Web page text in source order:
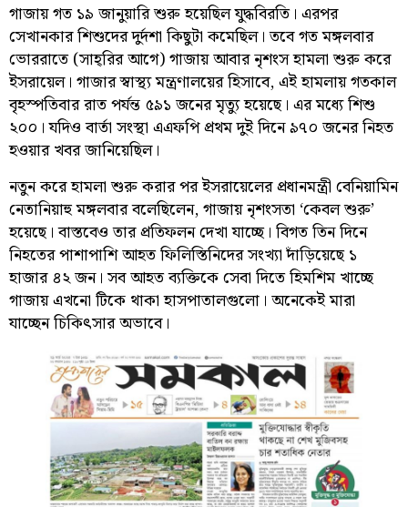
গাজায় গত ১৯ জানুয়ারি শুরু হয়েছিল যুদ্ধবিরতি। এরপর
সেখানকার শিশুদের দুর্দশা কিছুটা কমেছিল। তবে গত মঙ্গলবার
ভোররাতে (সাহ্‌রির আগে) গাজায় আবার নৃশংস হামলা শুরু করে
ইসরায়েল। গাজার স্বাস্থ্য মন্ত্রণালয়ের হিসাবে, এই হামলায় গতকাল
বৃহস্পতিবার রাত পর্যন্ত ৫৯১ জনের মৃত্যু হয়েছে। এর মধ্যে শিশু
২০০। যদিও বার্তা সংস্থা এএফপি প্রথম দুই দিনে ৯৭০ জনের নিহত
হওয়ার খবর জানিয়েছিল।
নতুন করে হামলা শুরু করার পর ইসরায়েলের প্রধানমন্ত্রী বেনিয়ামিন
নেতানিয়াহু মঙ্গলবার বলেছিলেন, গাজায় নৃশংসতা ‘কেবল শুরু’
হয়েছে। বাস্তবেও তার প্রতিফলন দেখা যাচ্ছে। বিগত তিন দিনে
নিহতের পাশাপাশি আহত ফিলিস্তিনিদের সংখ্যা দাঁড়িয়েছে ১
হাজার ৪২ জন। সব আহত ব্যক্তিকে সেবা দিতে হিমশিম খাচ্ছে
গাজায় এখনো টিকে থাকা হাসপাতালগুলো। অনেকেই মারা
যাচ্ছেন চিকিৎসার অভাবে।